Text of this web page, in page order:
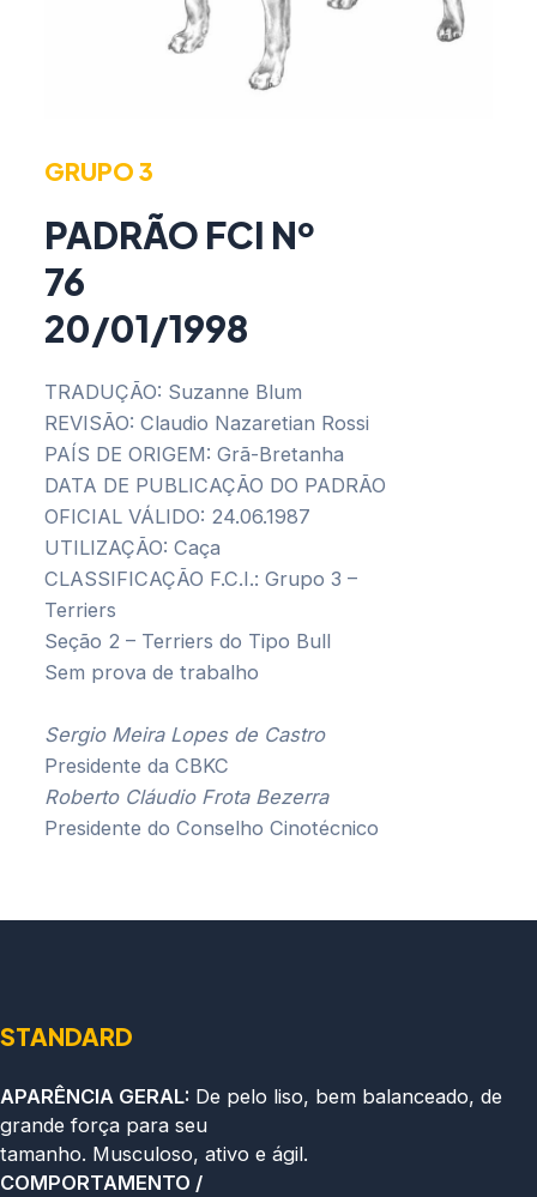
GRUPO 3
PADRÃO FCI Nº
76
20/01/1998
TRADUÇÃO: Suzanne Blum
REVISÃO: Claudio Nazaretian Rossi
PAÍS DE ORIGEM: Grã-Bretanha
DATA DE PUBLICAÇÃO DO PADRÃO
OFICIAL VÁLIDO: 24.06.1987
UTILIZAÇÃO: Caça
CLASSIFICAÇÃO F.C.I.: Grupo 3 –
Terriers
Seção 2 – Terriers do Tipo Bull
Sem prova de trabalho
Sergio Meira Lopes de Castro
Presidente da CBKC
Roberto Cláudio Frota Bezerra
Presidente do Conselho Cinotécnico
STANDARD
APARÊNCIA GERAL: De pelo liso, bem balanceado, de
grande força para seu
tamanho. Musculoso, ativo e ágil.
COMPORTAMENTO /